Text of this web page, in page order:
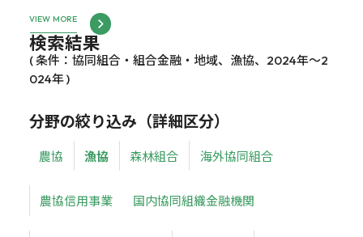
VIEW MORE
検索結果
( 条件：協同組合・組合金融・地域、漁協、2024年～2
024年 )
分野の絞り込み（詳細区分）
農協 漁協 森林組合 海外協同組合
農協信用事業 国内協同組織金融機関